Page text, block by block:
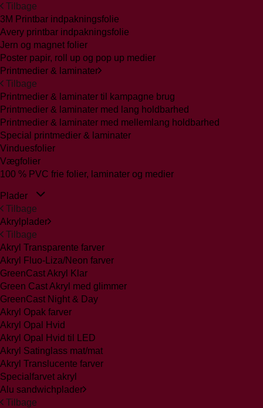
Tilbage
3M Printbar indpakningsfolie
Avery printbar indpakningsfolie
Jern og magnet folier
Poster papir, roll up og pop up medier
Printmedier & laminater
Tilbage
Printmedier & laminater til kampagne brug
Printmedier & laminater med lang holdbarhed
Printmedier & laminater med mellemlang holdbarhed
Special printmedier & laminater
Vinduesfolier
Vægfolier
100 % PVC frie folier, laminater og medier
Plader
Tilbage
Akrylplader
Tilbage
Akryl Transparente farver
Akryl Fluo-Liza/Neon farver
GreenCast Akryl Klar
Green Cast Akryl med glimmer
GreenCast Night & Day
Akryl Opak farver
Akryl Opal Hvid
Akryl Opal Hvid til LED
Akryl Satinglass mat/mat
Akryl Translucente farver
Specialfarvet akryl
Alu sandwichplader
Tilbage